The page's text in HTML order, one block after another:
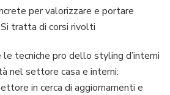
per valorizzare e portare
tratta di corsi rivolti
le tecniche pro dello styling d’interni
nel settore casa e interni:
in cerca di aggiornamenti e